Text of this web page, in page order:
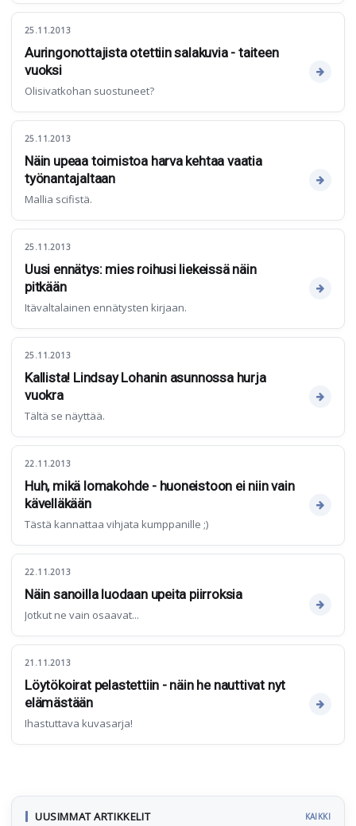
25.11.2013
Auringonottajista otettiin salakuvia - taiteen
vuoksi
Olisivatkohan suostuneet?
25.11.2013
Näin upeaa toimistoa harva kehtaa vaatia
työnantajaltaan
Mallia scifistä.
25.11.2013
Uusi ennätys: mies roihusi liekeissä näin
pitkään
Itävaltalainen ennätysten kirjaan.
25.11.2013
Kallista! Lindsay Lohanin asunnossa hurja
vuokra
Tältä se näyttää.
22.11.2013
Huh, mikä lomakohde - huoneistoon ei niin vain
kävelläkään
Tästä kannattaa vihjata kumppanille ;)
22.11.2013
Näin sanoilla luodaan upeita piirroksia
Jotkut ne vain osaavat...
21.11.2013
Löytökoirat pelastettiin - näin he nauttivat nyt
elämästään
Ihastuttava kuvasarja!
UUSIMMAT ARTIKKELIT KAIKKI